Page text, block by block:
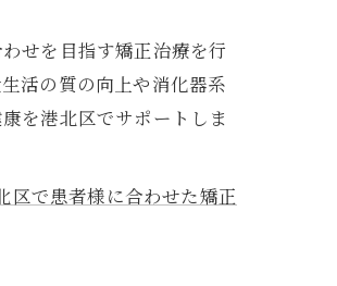
せを目指す矯正治療を行
活の質の向上や消化器系
を港北区でサポートしま
区で患者様に合わせた矯正